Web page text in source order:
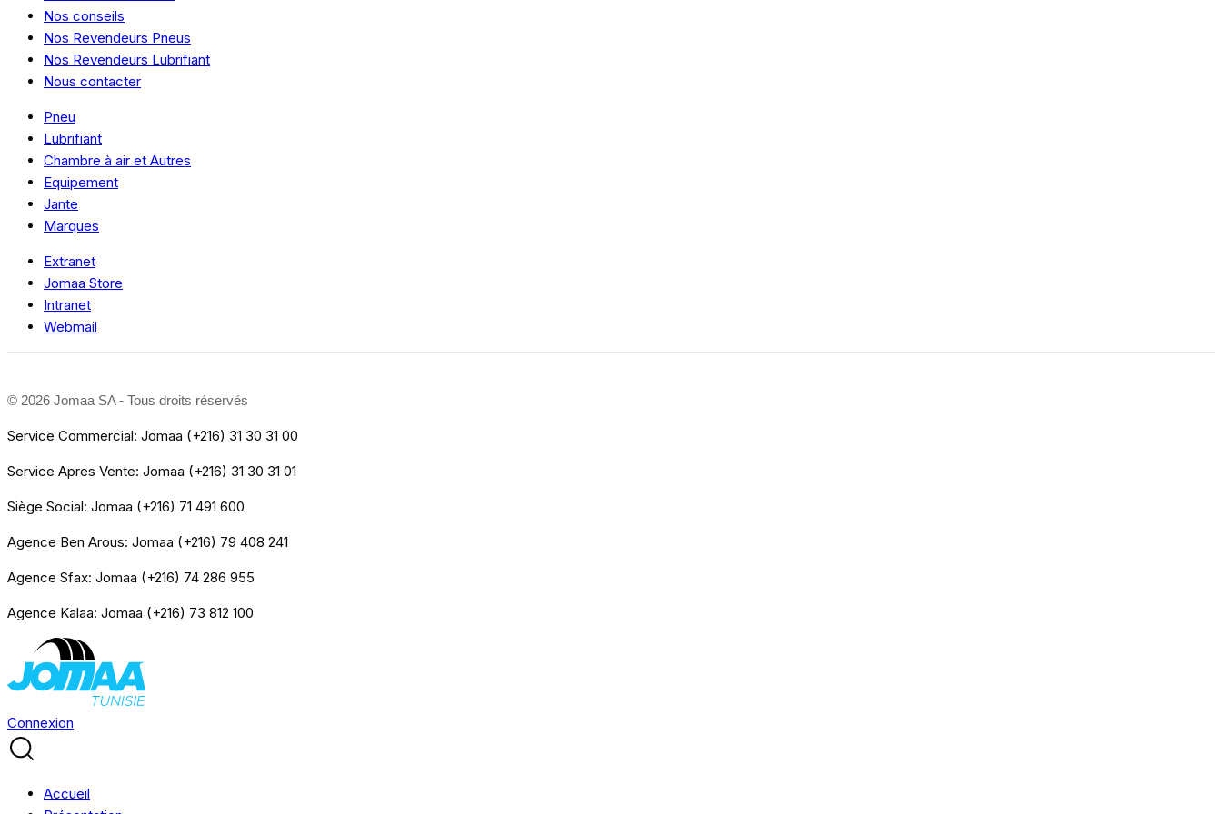
Nos conseils
Nos Revendeurs Pneus
Nos Revendeurs Lubrifiant
Nous contacter
Pneu
Lubrifiant
Chambre à air et Autres
Equipement
Jante
Marques
Extranet
Jomaa Store
Intranet
Webmail
© 2026 Jomaa SA - Tous droits réservés
Service Commercial: Jomaa (+216) 31 30 31 00
Service Apres Vente: Jomaa (+216) 31 30 31 01
Siège Social: Jomaa (+216) 71 491 600
Agence Ben Arous: Jomaa (+216) 79 408 241
Agence Sfax: Jomaa (+216) 74 286 955
Agence Kalaa: Jomaa (+216) 73 812 100
Connexion
Accueil